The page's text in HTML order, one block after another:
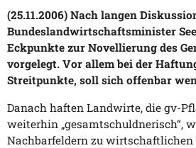
(25.11.2006) Nach langen
Bundeslandwirtschaftsminister
Eckpunkte zur Novellierung des
vorgelegt. Vor allem bei der
Streitpunkte, soll sich offenbar
Danach haften Landwirte, die gv-
weiterhin „gesamtschuldnerisch“,
Nachbarfeldern zu wirtschaftlichen